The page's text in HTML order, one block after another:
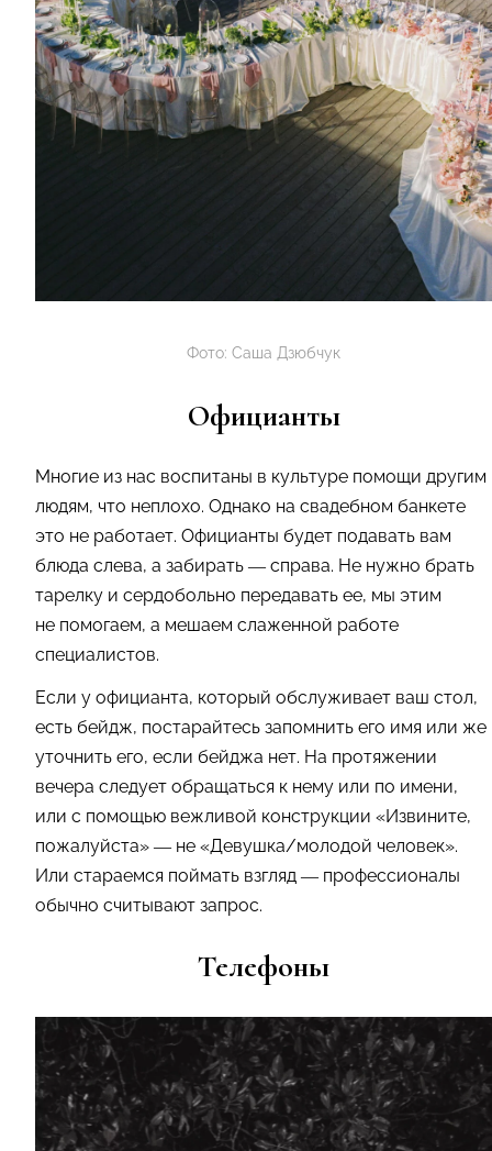
Фото: Саша Дзюбчук
Официанты
Многие из нас воспитаны в культуре помощи другим
людям, что неплохо. Однако на свадебном банкете
это не работает. Официанты будет подавать вам
блюда слева, а забирать — справа. Не нужно брать
тарелку и сердобольно передавать ее, мы этим
не помогаем, а мешаем слаженной работе
специалистов.
Если у официанта, который обслуживает ваш стол,
есть бейдж, постарайтесь запомнить его имя или же
уточнить его, если бейджа нет. На протяжении
вечера следует обращаться к нему или по имени,
или с помощью вежливой конструкции «Извините,
пожалуйста» — не «Девушка/молодой человек».
Или стараемся поймать взгляд — профессионалы
обычно считывают запрос.
Телефоны